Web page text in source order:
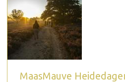
MaasMauve